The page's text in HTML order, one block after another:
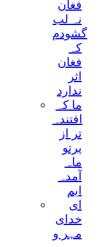
فغان
نہ لب
گشودم
کہ
فغان
اثر
ندارد
ما کہ
افتندہ
تر از
پرتو
ماہ
آمدہ
ایم
ای
خدای
مہر و